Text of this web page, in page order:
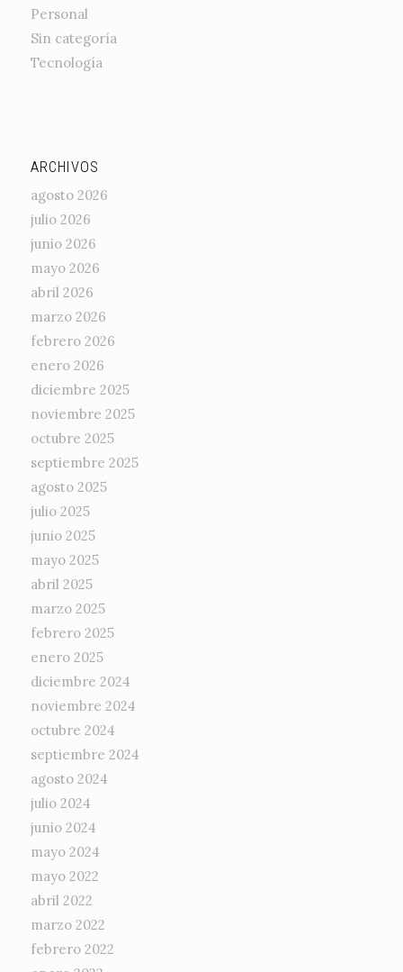
Personal
Sin categoría
Tecnología
ARCHIVOS
agosto 2026
julio 2026
junio 2026
mayo 2026
abril 2026
marzo 2026
febrero 2026
enero 2026
diciembre 2025
noviembre 2025
octubre 2025
septiembre 2025
agosto 2025
julio 2025
junio 2025
mayo 2025
abril 2025
marzo 2025
febrero 2025
enero 2025
diciembre 2024
noviembre 2024
octubre 2024
septiembre 2024
agosto 2024
julio 2024
junio 2024
mayo 2024
mayo 2022
abril 2022
marzo 2022
febrero 2022